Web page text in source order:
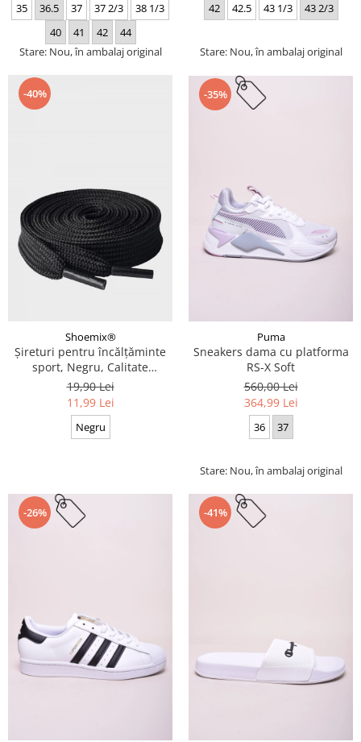
35 36.5 37 37 2/3
38 1/3
40
41 42
44
Stare: Nou, în ambalaj original
42 42.5 43 1/3 43 2/3
Stare: Nou, în ambalaj original
-40%
Shoemix®
Șireturi pentru încălțăminte
sport, Negru, Calitate
premium, 110 cm x 0.8 cm
19,90 Lei
11,99 Lei
Negru
-35%
Puma
Sneakers dama cu platforma
RS-X Soft
560,00 Lei
364,99 Lei
36 37
Stare: Nou, în ambalaj original
-26% -41%